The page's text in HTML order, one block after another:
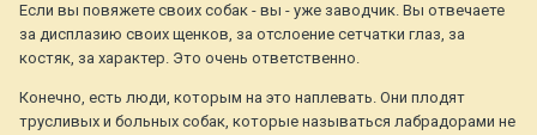
Если вы повяжете своих собак - вы - уже заводчик. Вы отвечаете
за дисплазию своих щенков, за отслоение сетчатки глаз, за
костяк, за характер. Это очень ответственно.
Конечно, есть люди, которым на это наплевать. Они плодят
трусливых и больных собак, которые называться лабрадорами не